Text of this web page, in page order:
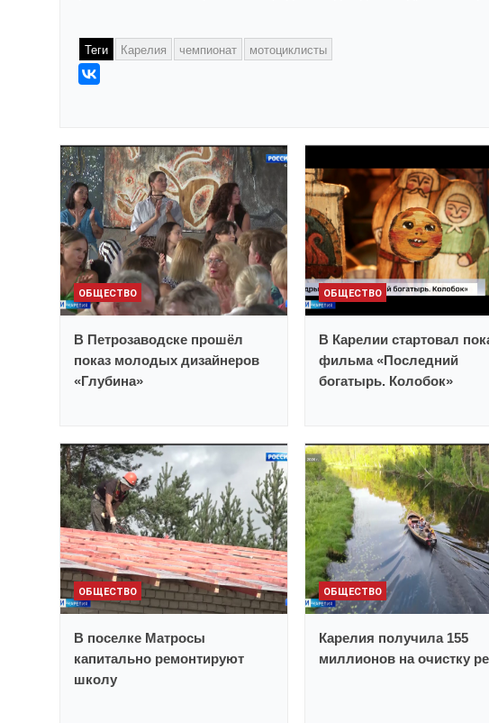
Теги Карелия чемпионат мотоциклисты
ОБЩЕСТВО
В Петрозаводске прошёл
показ молодых дизайнеров
«Глубина»
ОБЩЕСТВО
В Карелии стартовал
фильма «Последний
богатырь. Колобок»
ОБЩЕСТВО
В поселке Матросы
капитально ремонтируют
школу
ОБЩЕСТВО
Карелия получила 155
миллионов на очистку